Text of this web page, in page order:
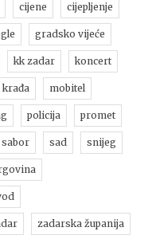
cijene cijepljenje
gradsko vijeće
kk zadar koncert
krađa mobitel
policija promet
sabor sad snijeg
zadarska županija